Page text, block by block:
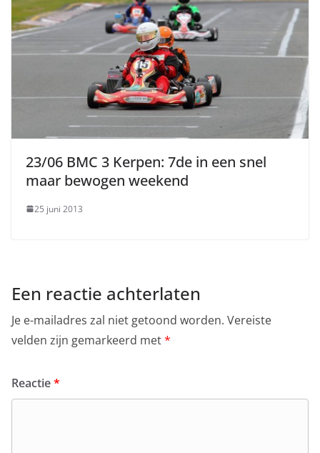
23/06 BMC 3 Kerpen: 7de in een snel
maar bewogen weekend
25 juni 2013
Een reactie achterlaten
Je e-mailadres zal niet getoond worden. Vereiste
velden zijn gemarkeerd met*
Reactie*